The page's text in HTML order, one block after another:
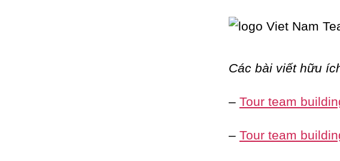
Các bài viết hữu
– Tour team
– Tour team